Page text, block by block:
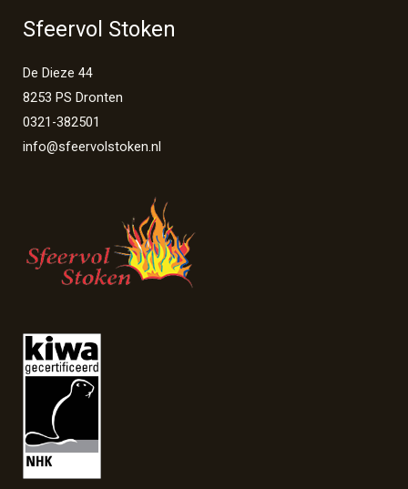
Sfeervol Stoken
De Dieze 44
8253 PS Dronten
0321-382501
info@sfeervolstoken.nl